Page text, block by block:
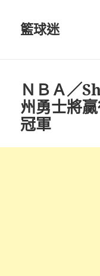
籃球迷
ＮＢＡ／
州勇士將
冠軍